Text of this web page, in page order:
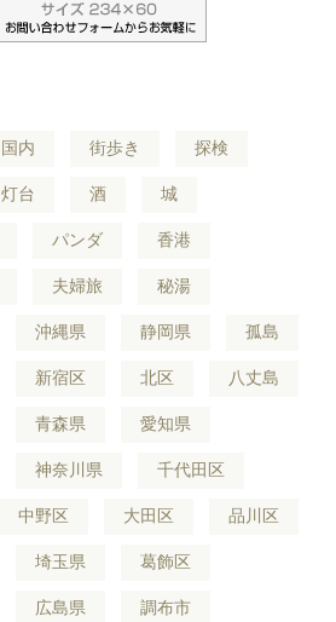
国内 街歩き 探検
灯台 酒 城
パンダ 香港
夫婦旅 秘湯
沖縄県 静岡県 孤島
新宿区 北区 八丈島
青森県 愛知県
神奈川県 千代田区
中野区 大田区 品川区
埼玉県 葛飾区
広島県 調布市